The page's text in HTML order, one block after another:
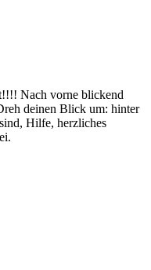
Nach vorne blickend
deinen Blick um: hinter
Hilfe, herzliches